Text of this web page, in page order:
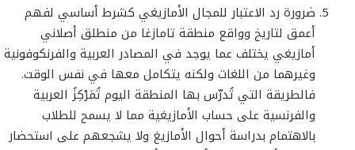
ضرورة رد الاعتبار للمجال الأمازيغي كشرط أساسي لفهم
أعمق لتاريخ وواقع منطقة تامازغا من منطلق أصلاني
أمازيغي يختلف عما يوجد في المصادر العربية والفرنكوفونية
وغيرهما من اللغات ولكنه يتكامل معها في نفس الوقت.
فالطريقة التي تُدرّس بها المنطقة اليوم تُمَرْكِزُ العربية
والفرنسية على حساب الأمازيغية مما لا يسمح للطلاب
بالاهتمام بدراسة أحوال الأمازيغ ولا يشجعهم على استحضار